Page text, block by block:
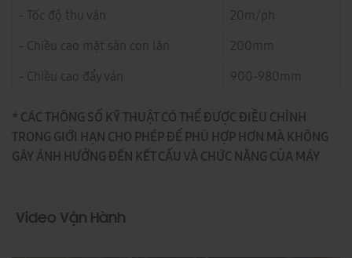
- Tốc độ thu ván
20m/ph
- Chiều cao mặt sàn con lăn
200mm
- Chiều cao đẩy ván
900-980mm
* CÁC THÔNG SỐ KỸ THUẬT CÓ THỂ ĐƯỢC ĐIỀU CHỈNH
TRONG GIỚI HẠN CHO PHÉP ĐỂ PHÙ HỢP HƠN MÀ KHÔNG
GÂY ẢNH HƯỞNG ĐẾN KẾT CẤU VÀ CHỨC NĂNG CỦA MÁY
Video Vận Hành